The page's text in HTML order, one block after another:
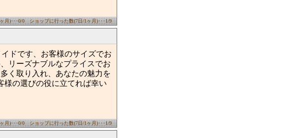
月)･･･0/0 ショップに行った数(7日/1ヶ月)･･･1/9
イドです、お客様のサイズでお
リーズナブルなプライスでお
く取り入れ、あなたの魅力を
様の選びの役に立てれば幸い
月)･･･0/0 ショップに行った数(7日/1ヶ月)･･･1/9